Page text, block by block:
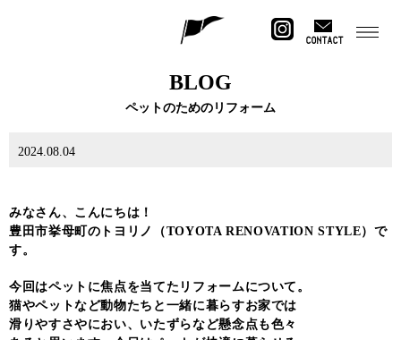
CONTACT
BLOG
ペットのためのリフォーム
2024.08.04
みなさん、こんにちは！
豊田市挙母町のトヨリノ（TOYOTA RENOVATION STYLE）で
す。
今回はペットに焦点を当てたリフォームについて。
猫やペットなど動物たちと一緒に暮らすお家では
滑りやすさやにおい、いたずらなど懸念点も色々